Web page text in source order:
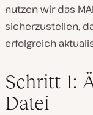
nutzen wir das
sicherzustellen,
erfolgreich
Schritt 1:
Datei